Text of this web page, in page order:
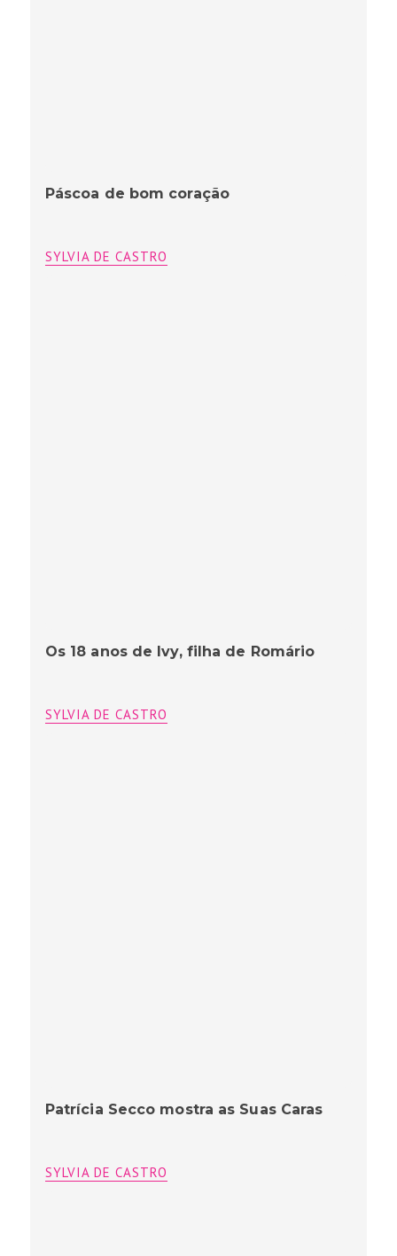
Páscoa de bom coração
SYLVIA DE CASTRO
Os 18 anos de Ivy, filha de Romário
SYLVIA DE CASTRO
Patrícia Secco mostra as Suas Caras
SYLVIA DE CASTRO